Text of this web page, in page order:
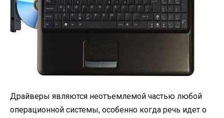
Драйверы являются неотъемлемой частью любой
операционной системы, особенно когда речь идет о